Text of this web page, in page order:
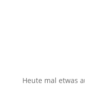
Heute mal etwas